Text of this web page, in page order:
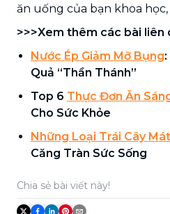
ăn uống của bạn khoa
>>>Xem thêm các bài liên
Nước Ép Giảm Mỡ Bụng
Quả “Thần Thánh”
Top 6 Thực Đơn Ăn
Cho Sức Khỏe
Những Loại Trái Cây
Căng Tràn Sức Sống
Chia sẻ bài viết này!